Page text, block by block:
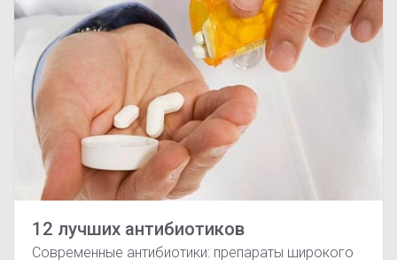
12 лучших антибиотиков
Современные антибиотики: препараты широкого